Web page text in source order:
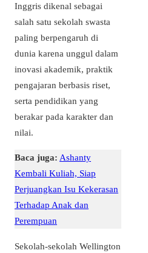
Inggris dikenal sebagai
salah satu sekolah swasta
paling berpengaruh di
dunia karena unggul dalam
inovasi akademik, praktik
pengajaran berbasis riset,
serta pendidikan yang
berakar pada karakter dan
nilai.
Baca juga: Ashanty
Kembali Kuliah, Siap
Perjuangkan Isu Kekerasan
Terhadap Anak dan
Perempuan
Sekolah-sekolah Wellington